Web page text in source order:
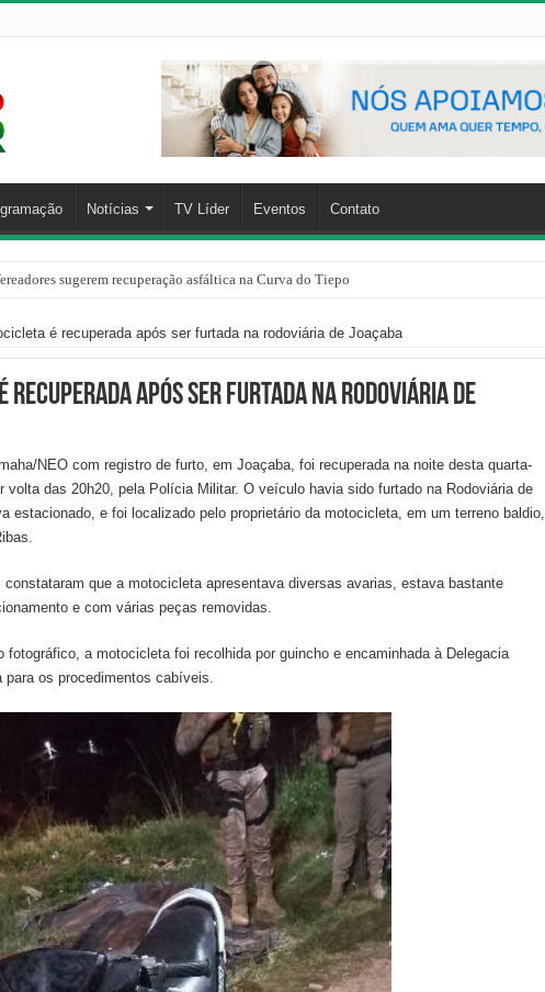
Notícias TV Líder Eventos Contato
sugerem recuperação asfáltica na Curva do Tiepo
é recuperada após ser furtada na rodoviária de Joaçaba
recuperada após ser furtada na rodoviária de
NEO com registro de furto, em Joaçaba, foi recuperada na noite desta quarta-
volta das 20h20, pela Polícia Militar. O veículo havia sido furtado na Rodoviária de
estacionado, e foi localizado pelo proprietário da motocicleta, em um terreno baldio,
constataram que a motocicleta apresentava diversas avarias, estava bastante
e com várias peças removidas.
fotográfico, a motocicleta foi recolhida por guincho e encaminhada à Delegacia
para os procedimentos cabíveis.